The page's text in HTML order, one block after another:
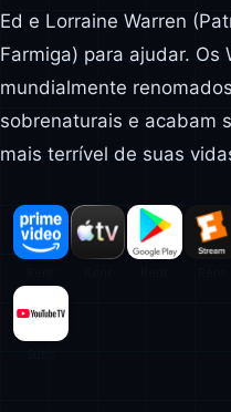
Ed e Lorraine Warren
Farmiga) para ajudar. Os
mundialmente
sobrenaturais e acabam
mais terrível de suas